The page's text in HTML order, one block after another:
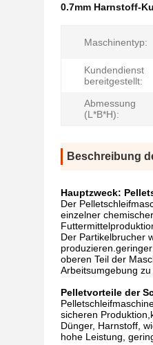
0.7mm Harnstoff-
Maschinentyp:
Kundendienst
bereitgestellt:
Abmessung
(L*B*H):
Beschreibung
Hauptzweck:
Der
einzelner
Der Partikelbrucher
oberen Teil der
Arbeitsumgebung
Pelletvorteile der
sicheren
Dünger, Harnstoff,
hohe Leistung,